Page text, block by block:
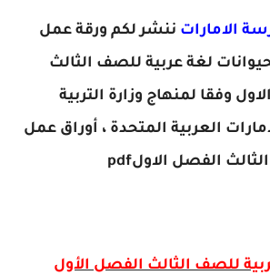
الامارات ننشر لكم ورقة عمل
لغة عربية للصف الثالث
وفقا لمنهاج وزارة التربية
العربية المتحدة ، أوراق عمل
الفصل الاولpdf
للصف الثالث الفصل الأول